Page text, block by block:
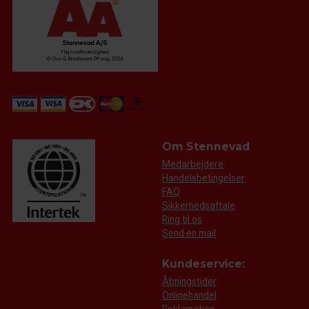
Om Stennevad
Medarbejdere
Handelsbetingelser
FAQ
Sikkerhedsaftale
Ring til os
Send en mail
Kundeservice:
Åbningstider
Onlinehandel